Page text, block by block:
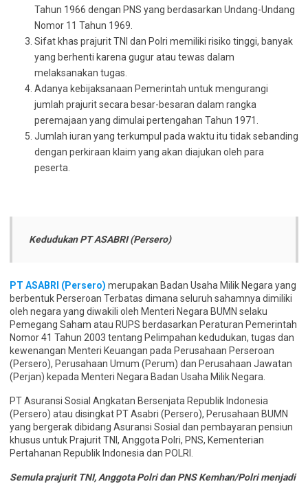
Tahun 1966 dengan PNS yang berdasarkan Undang-Undang
Nomor 11 Tahun 1969.
Sifat khas prajurit TNI dan Polri memiliki risiko tinggi, banyak
yang berhenti karena gugur atau tewas dalam
melaksanakan tugas.
Adanya kebijaksanaan Pemerintah untuk mengurangi
jumlah prajurit secara besar-besaran dalam rangka
peremajaan yang dimulai pertengahan Tahun 1971.
Jumlah iuran yang terkumpul pada waktu itu tidak sebanding
dengan perkiraan klaim yang akan diajukan oleh para
peserta.
Kedudukan PT ASABRI (Persero)
PT ASABRI (Persero) merupakan Badan Usaha Milik Negara yang
berbentuk Perseroan Terbatas dimana seluruh sahamnya dimiliki
oleh negara yang diwakili oleh Menteri Negara BUMN selaku
Pemegang Saham atau RUPS berdasarkan Peraturan Pemerintah
Nomor 41 Tahun 2003 tentang Pelimpahan kedudukan, tugas dan
kewenangan Menteri Keuangan pada Perusahaan Perseroan
(Persero), Perusahaan Umum (Perum) dan Perusahaan Jawatan
(Perjan) kepada Menteri Negara Badan Usaha Milik Negara.
PT Asuransi Sosial Angkatan Bersenjata Republik Indonesia
(Persero) atau disingkat PT Asabri (Persero), Perusahaan BUMN
yang bergerak dibidang Asuransi Sosial dan pembayaran pensiun
khusus untuk Prajurit TNI, Anggota Polri, PNS, Kementerian
Pertahanan Republik Indonesia dan POLRI.
Semula prajurit TNI, Anggota Polri dan PNS Kemhan/Polri menjadi